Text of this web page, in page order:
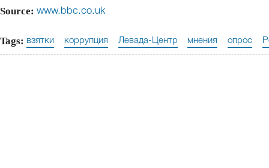
Source: www.bbc.co.uk
Tags: взятки коррупция Левада-Центр мнения опрос